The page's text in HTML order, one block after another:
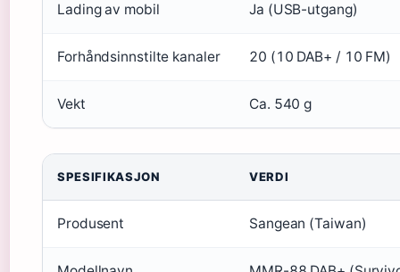
Lading av mobil Ja (USB-utgang)
Forhåndsinnstilte kanaler 20 (10 DAB+ / 10 FM)
Vekt Ca. 540 g
SPESIFIKASJON VERDI
Produsent Sangean (Taiwan)